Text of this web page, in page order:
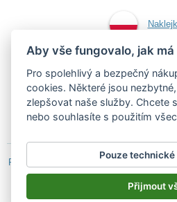
aucie
Podle zákona o evidenci tržeb je
účtenku.
Zároveň je povinen zaevidovat přijatou
Aby vše fungovalo, jak má
Pro spolehlivý a bezpečný
cookies. Některé jsou
zlepšovat naše služby. Chcete
nebo souhlasíte s použitím
Pouze
Přijmout